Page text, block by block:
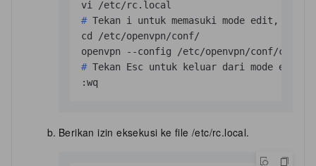
# Tekan i untuk memasuki mode edit,
cd /etc/openvpn/conf/
# Tekan Esc untuk keluar dari mode edit,
:wq
Berikan izin eksekusi ke file /etc/rc.local.